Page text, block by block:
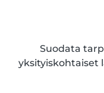
Suodata
yksityiskohtaiset